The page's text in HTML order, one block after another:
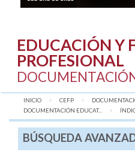
EDUCACIÓN Y
PROFESIONAL
INICIO CEFP
DOCUMENTACIÓN EDUCAT...
BÚSQUEDA